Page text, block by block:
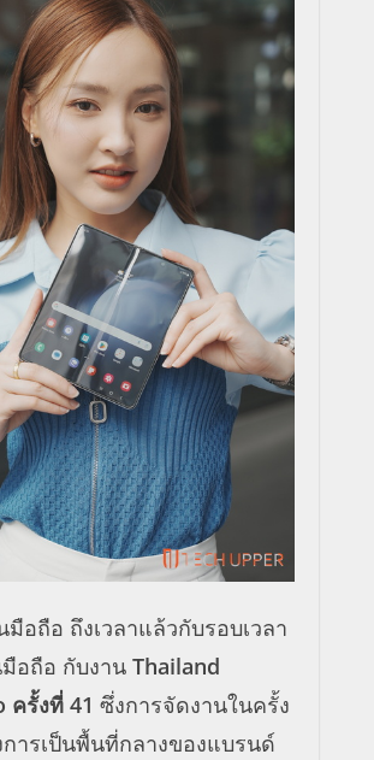
มือถือ ถึงเวลาแล้วกับรอบเวลา
อถือ กับงาน Thailand
ครั้งที่ 41 ซึ่งการจัดงานในครั้ง
ารเป็นพื้นที่กลางของแบรนด์